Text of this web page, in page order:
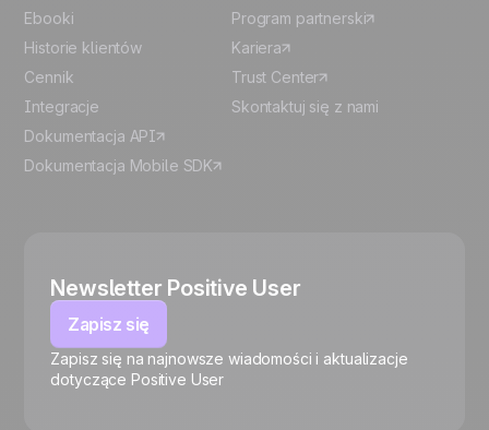
🍪
Ebooki
Historie klientów
Cennik
Integracje
Dokumentacja API
Dokumentacja Mobile SDK
Program partnerski
Kariera
Trust Center
Skontaktuj się z nami
Newsletter Positive User
Zapisz się
Zapisz się na najnowsze wiadomości i aktualizacje
dotyczące Positive User